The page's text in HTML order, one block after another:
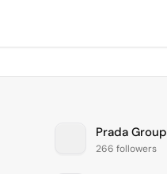
Prada Group
266 followers